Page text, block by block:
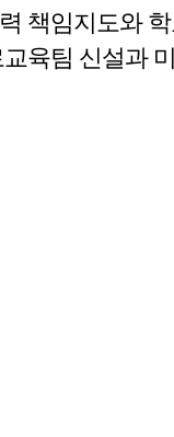
책임지도와
육팀 신설과